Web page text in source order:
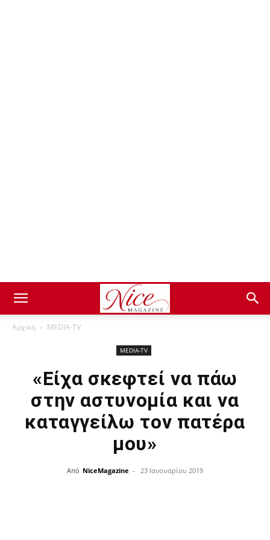
Αρχική ΜEDIA-TV
ΜEDIA-TV
«Είχα σκεφτεί να πάω
στην αστυνομία και να
καταγγείλω τον πατέρα
μου»
Από NiceMagazine - 23 Ιανουαρίου 2019